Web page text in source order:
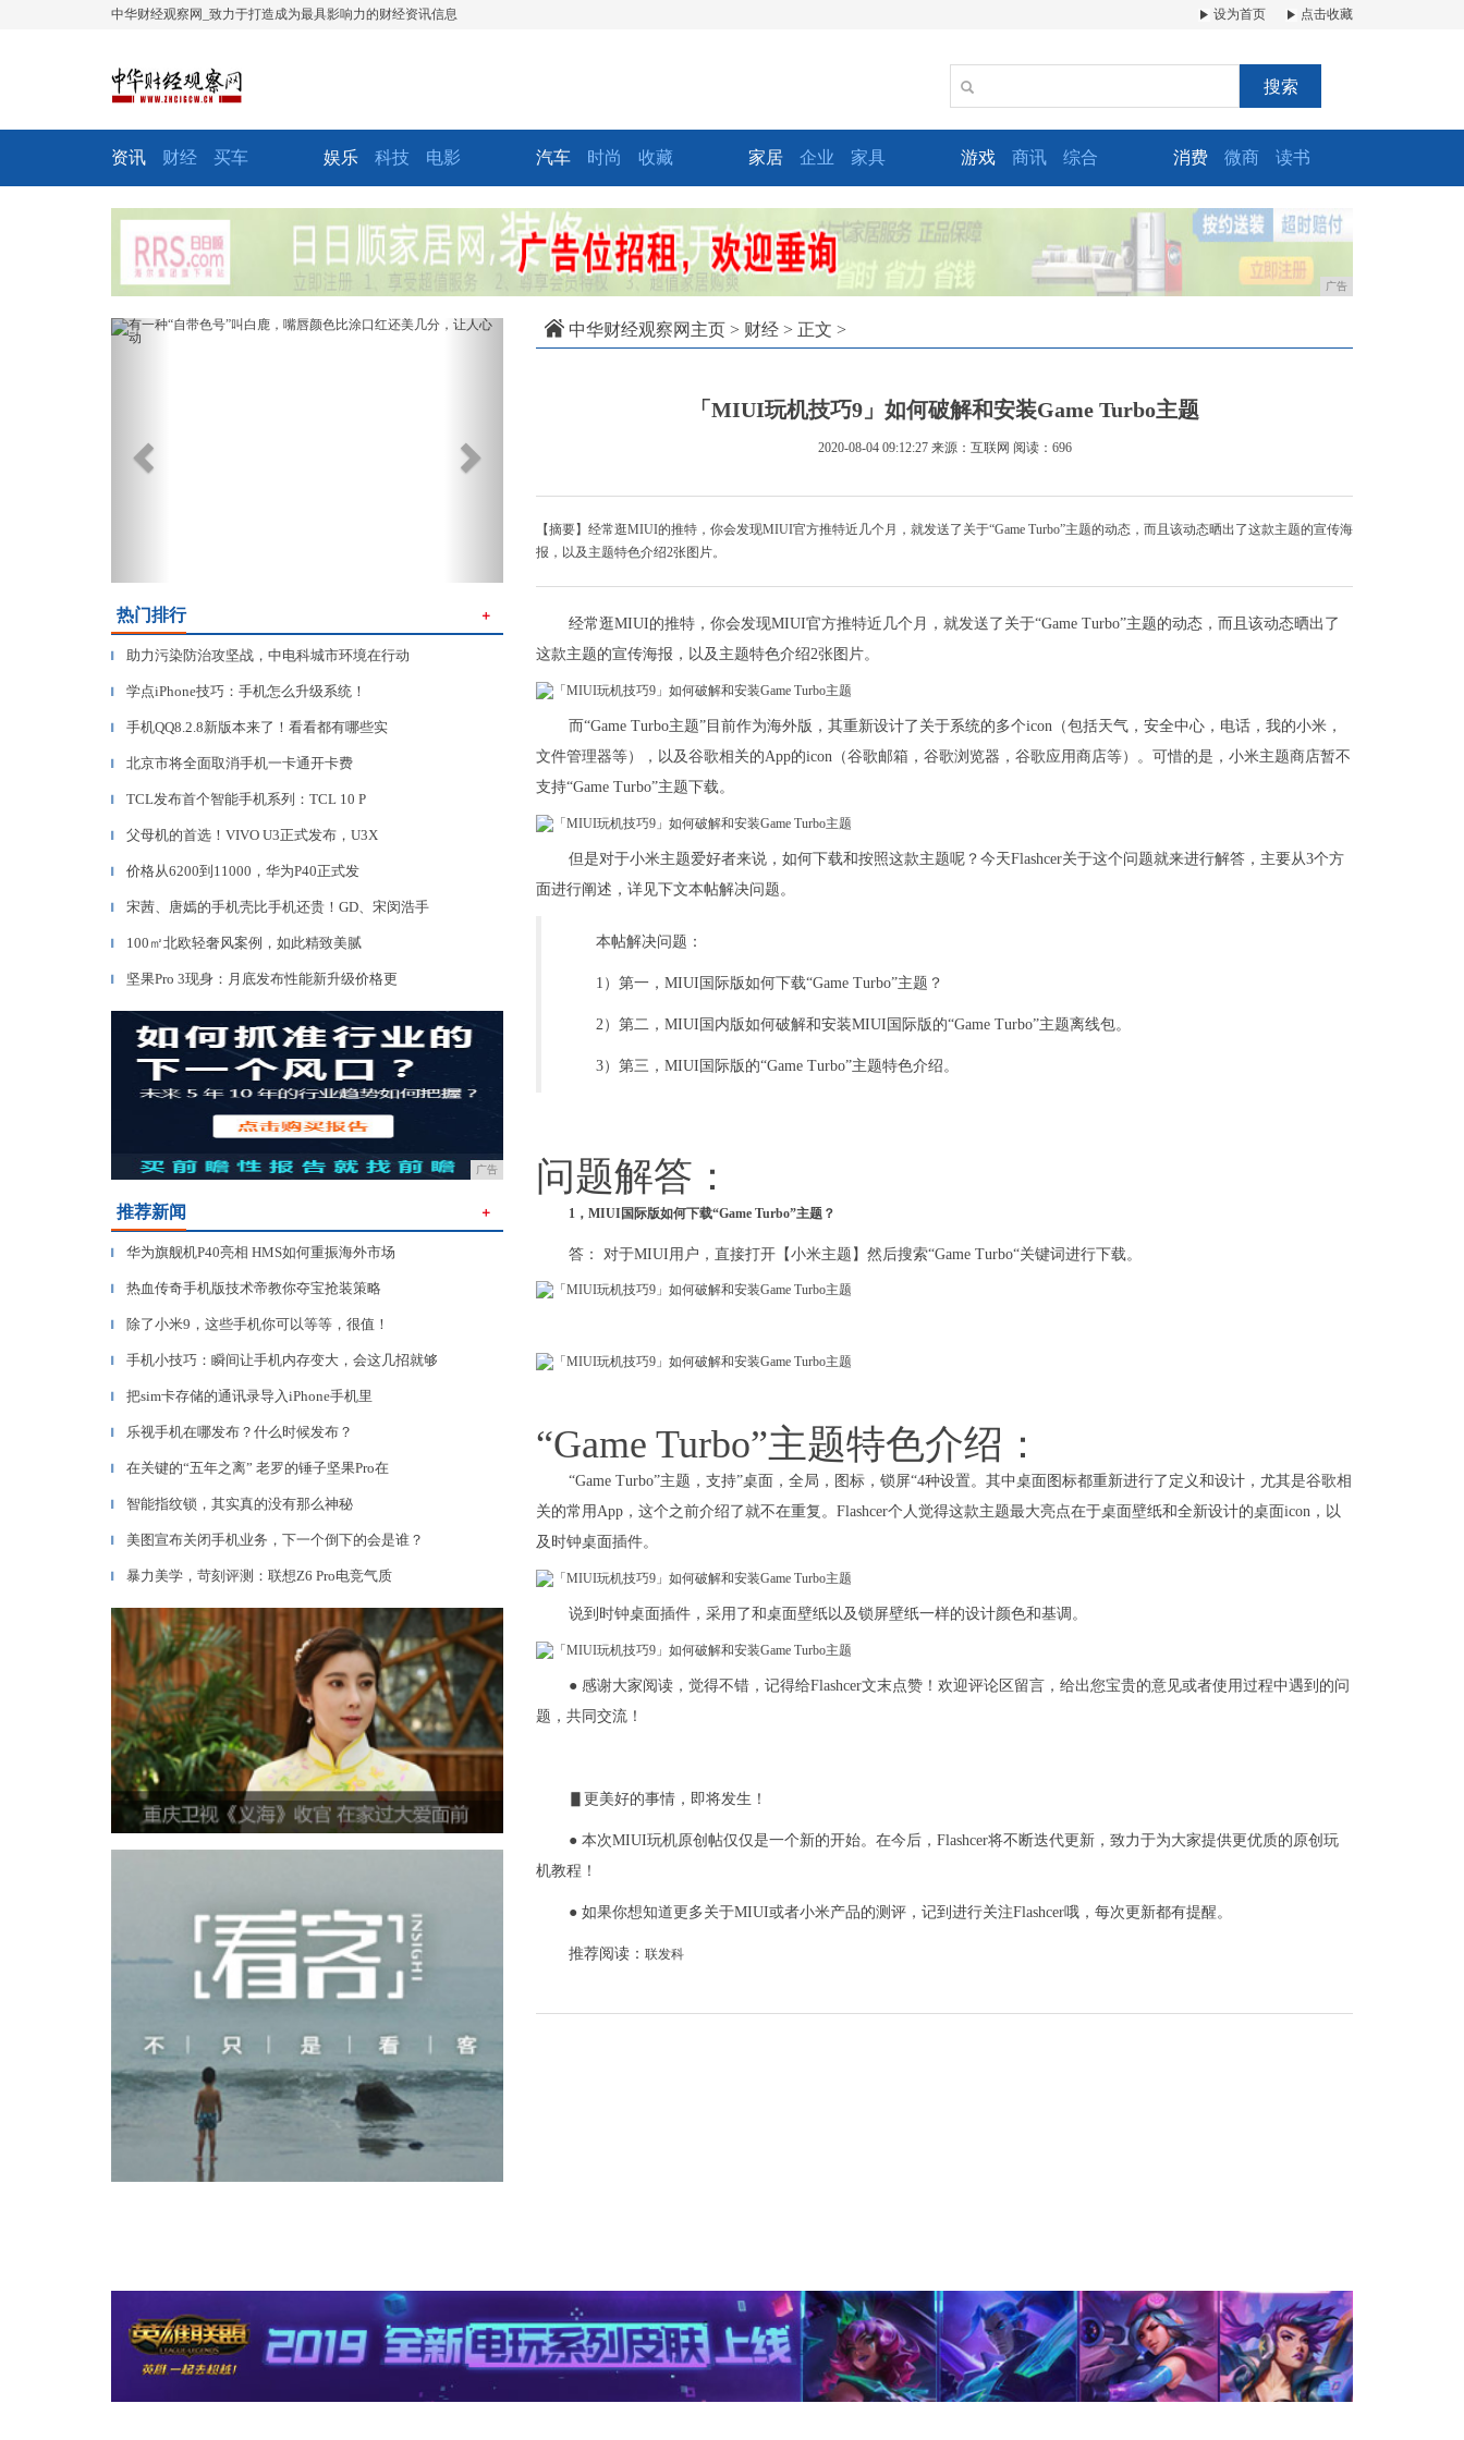
中华财经观察网_致力于打造成为最具影响力的财经资讯信息 设为首页 点击收藏
搜索
资讯 财经 买车 娱乐 科技 电影 汽车 时尚 收藏 家居 企业 家具 游戏 商讯 综合 消费 微商 读书
广告
Previous Next
热门排行 ＋
▎ 助力污染防治攻坚战，中电科城市环境在行动
▎ 学点iPhone技巧：手机怎么升级系统！
▎ 手机QQ8.2.8新版本来了！看看都有哪些实
▎ 北京市将全面取消手机一卡通开卡费
▎ TCL发布首个智能手机系列：TCL 10 P
▎ 父母机的首选！VIVO U3正式发布，U3X
▎ 价格从6200到11000，华为P40正式发
▎ 宋茜、唐嫣的手机壳比手机还贵！GD、宋闵浩手
▎ 100㎡北欧轻奢风案例，如此精致美腻
▎ 坚果Pro 3现身：月底发布性能新升级价格更
广告
推荐新闻 ＋
▎ 华为旗舰机P40亮相 HMS如何重振海外市场
▎ 热血传奇手机版技术帝教你夺宝抢装策略
▎ 除了小米9，这些手机你可以等等，很值！
▎ 手机小技巧：瞬间让手机内存变大，会这几招就够
▎ 把sim卡存储的通讯录导入iPhone手机里
▎ 乐视手机在哪发布？什么时候发布？
▎ 在关键的“五年之离” 老罗的锤子坚果Pro在
▎ 智能指纹锁，其实真的没有那么神秘
▎ 美图宣布关闭手机业务，下一个倒下的会是谁？
▎ 暴力美学，苛刻评测：联想Z6 Pro电竞气质
中华财经观察网主页 > 财经 > 正文 >
「MIUI玩机技巧9」如何破解和安装Game Turbo主题
2020-08-04 09:12:27 来源：互联网 阅读：696
【摘要】经常逛MIUI的推特，你会发现MIUI官方推特近几个月，就发送了关于“Game Turbo”主题的动态，而且该动态晒出了这款主题的宣传海
报，以及主题特色介绍2张图片。
经常逛MIUI的推特，你会发现MIUI官方推特近几个月，就发送了关于“Game Turbo”主题的动态，而且该动态晒出了
这款主题的宣传海报，以及主题特色介绍2张图片。
而“Game Turbo主题”目前作为海外版，其重新设计了关于系统的多个icon（包括天气，安全中心，电话，我的小米，
文件管理器等），以及谷歌相关的App的icon（谷歌邮箱，谷歌浏览器，谷歌应用商店等）。可惜的是，小米主题商店暂不
支持“Game Turbo”主题下载。
但是对于小米主题爱好者来说，如何下载和按照这款主题呢？今天Flashcer关于这个问题就来进行解答，主要从3个方
面进行阐述，详见下文本帖解决问题。
本帖解决问题：
1）第一，MIUI国际版如何下载“Game Turbo”主题？
2）第二，MIUI国内版如何破解和安装MIUI国际版的“Game Turbo”主题离线包。
3）第三，MIUI国际版的“Game Turbo”主题特色介绍。
问题解答：
1，MIUI国际版如何下载“Game Turbo”主题？
答： 对于MIUI用户，直接打开【小米主题】然后搜索“Game Turbo“关键词进行下载。
“Game Turbo”主题特色介绍：
“Game Turbo”主题，支持”桌面，全局，图标，锁屏“4种设置。其中桌面图标都重新进行了定义和设计，尤其是谷歌相
关的常用App，这个之前介绍了就不在重复。Flashcer个人觉得这款主题最大亮点在于桌面壁纸和全新设计的桌面icon，以
及时钟桌面插件。
说到时钟桌面插件，采用了和桌面壁纸以及锁屏壁纸一样的设计颜色和基调。
● 感谢大家阅读，觉得不错，记得给Flashcer文末点赞！欢迎评论区留言，给出您宝贵的意见或者使用过程中遇到的问
题，共同交流！
▋更美好的事情，即将发生！
● 本次MIUI玩机原创帖仅仅是一个新的开始。在今后，Flashcer将不断迭代更新，致力于为大家提供更优质的原创玩
机教程！
● 如果你想知道更多关于MIUI或者小米产品的测评，记到进行关注Flashcer哦，每次更新都有提醒。
推荐阅读： 联发科